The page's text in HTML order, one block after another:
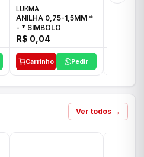
LUKMA
ANILHA 0,75-1,5MM *
- * SIMBOLO
R$ 0,04
Carrinho Pedir
Ver todos →